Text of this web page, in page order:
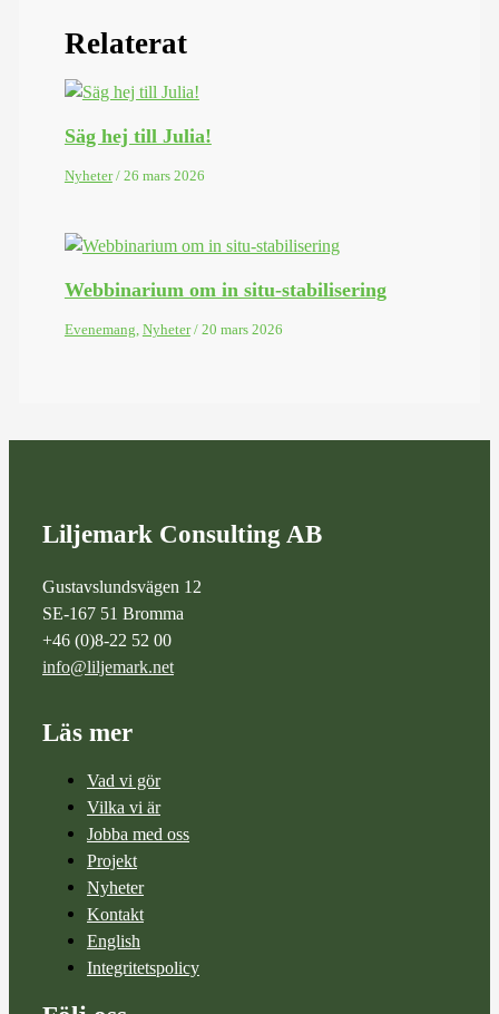
Relaterat
Säg hej till Julia!
Nyheter/ 26 mars 2026
Webbinarium om in situ-stabilisering
Evenemang, Nyheter/ 20 mars 2026
Liljemark Consulting AB
Gustavslundsvägen 12
SE-167 51 Bromma
+46 (0)8-22 52 00
info@liljemark.net
Läs mer
Vad vi gör
Vilka vi är
Jobba med oss
Projekt
Nyheter
Kontakt
English
Integritetspolicy